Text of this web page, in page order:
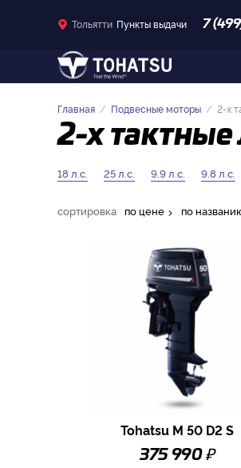
Тольятти Пункты выдачи 7
Главная Подвесные моторы 2-x
2-x тактные
18 л.с. 25 л.с. 9.9 л.с. 9.8 л.с.
сортировка по цене по
Tohatsu M 50 D2 S
375 990 ₽